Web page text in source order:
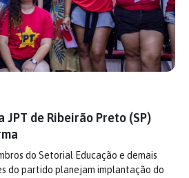
JPT de Ribeirão Preto (SP)
do Setorial Educação e demais
do partido planejam implantação do